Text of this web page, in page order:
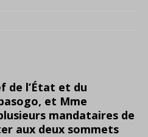
de l’État et du
et Mme
mandataires de
aux deux sommets